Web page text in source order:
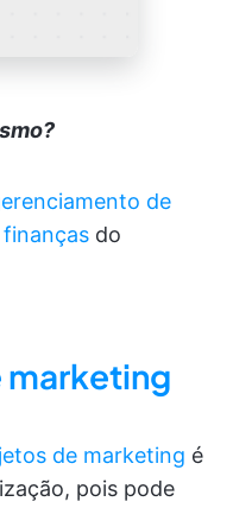
de
do
marketing
de marketing é
pois pode